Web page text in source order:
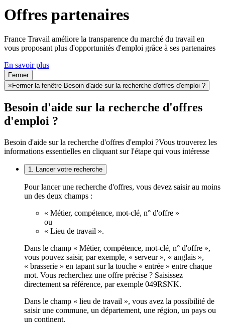
Offres partenaires
France Travail améliore la transparence du marché du travail en
vous proposant plus d'opportunités d'emploi grâce à ses partenaires
En savoir plus
Fermer
× Fermer la fenêtre Besoin d'aide sur la recherche d'offres d'emploi ?
Besoin d'aide sur la recherche d'offres
d'emploi ?
Besoin d'aide sur la recherche d'offres d'emploi ?Vous trouverez les
informations essentielles en cliquant sur l'étape qui vous intéresse
1. Lancer votre recherche
Pour lancer une recherche d'offres, vous devez saisir au moins
un des deux champs :
« Métier, compétence, mot-clé, n° d'offre »
ou
« Lieu de travail ».
Dans le champ « Métier, compétence, mot-clé, n° d'offre »,
vous pouvez saisir, par exemple, « serveur », « anglais »,
« brasserie » en tapant sur la touche « entrée » entre chaque
mot. Vous recherchez une offre précise ? Saisissez
directement sa référence, par exemple 049RSNK.
Dans le champ « lieu de travail », vous avez la possibilité de
saisir une commune, un département, une région, un pays ou
un continent.